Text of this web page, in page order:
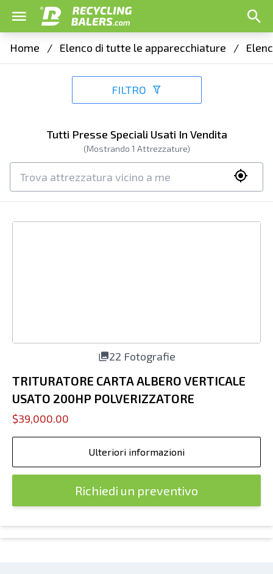
Home / Elenco di tutte le apparecchiature /
FILTRO
Tutti Presse Speciali Usati In Vendita
(Mostrando 1 Attrezzature)
22 Fotografie
TRITURATORE CARTA ALBERO VERTICALE
USATO 200HP POLVERIZZATORE
$39,000.00
Ulteriori informazioni
Richiedi un preventivo